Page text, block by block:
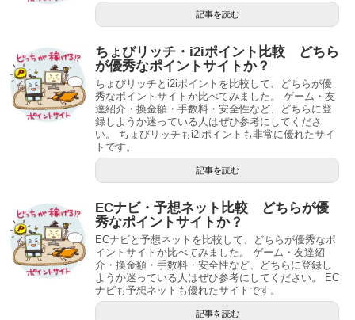
記事を読む
ちょびリッチ・i2iポイント比較 どちら
が優秀なポイントサイトか？
ちょびリッチとi2iポイントを比較して、どちらが優
秀なポイントサイトか比べてみました。 ゲーム・友
達紹介・換金額・手数料・安全性など、どちらに登
録しようか迷っている人はぜひ参考にしてくださ
い。 ちょびリッチもi2iポイントも非常に優れたサイ
トです。
記事を読む
ECナビ・予想ネット比較 どちらが優
秀なポイントサイトか？
ECナビと予想ネットを比較して、どちらが優秀なポ
イントサイトか比べてみました。 ゲーム・友達紹
介・換金額・手数料・安全性など、どちらに登録し
ようか迷っている人はぜひ参考にしてください。 EC
ナビも予想ネットも優れたサイトです。
記事を読む